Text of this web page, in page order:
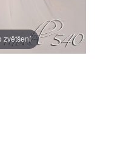
zvětšení